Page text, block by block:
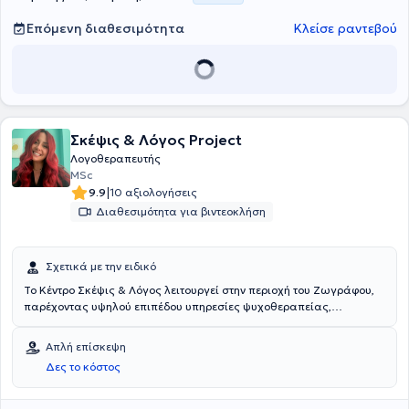
φωνοθεραπεία μέσω της εκπαίδευσης ΙVT.
Επόμενη διαθεσιμότητα Κλείσε ραντεβού
Σκέψις & Λόγος Project
Λογοθεραπευτής
MSc
9.9|10 αξιολογήσεις
Διαθεσιμότητα για βιντεοκλήση
Σχετικά με την ειδικό
Το Κέντρο Σκέψις & Λόγος λειτουργεί στην περιοχή του Ζωγράφου,
παρέχοντας υψηλού επιπέδου υπηρεσίες ψυχοθεραπείας,
Επιστημονικός υπεύθυνος του κέντρου είναι ο Ψυχολόγος -
Εργοθεραπευτής Μικές Μάριος με σπουδές στην Ψυχολογία και
στην Παιδοψυχολογία, στη Γνωσιακή Συμπεριφορική Ψυχοθεραπεία
καθώς και στην Ειδική Αγωγή & Εκπαίδευση. Επιπλέον, διαθέτει
Απλή επίσκεψη
Δες το κόστος